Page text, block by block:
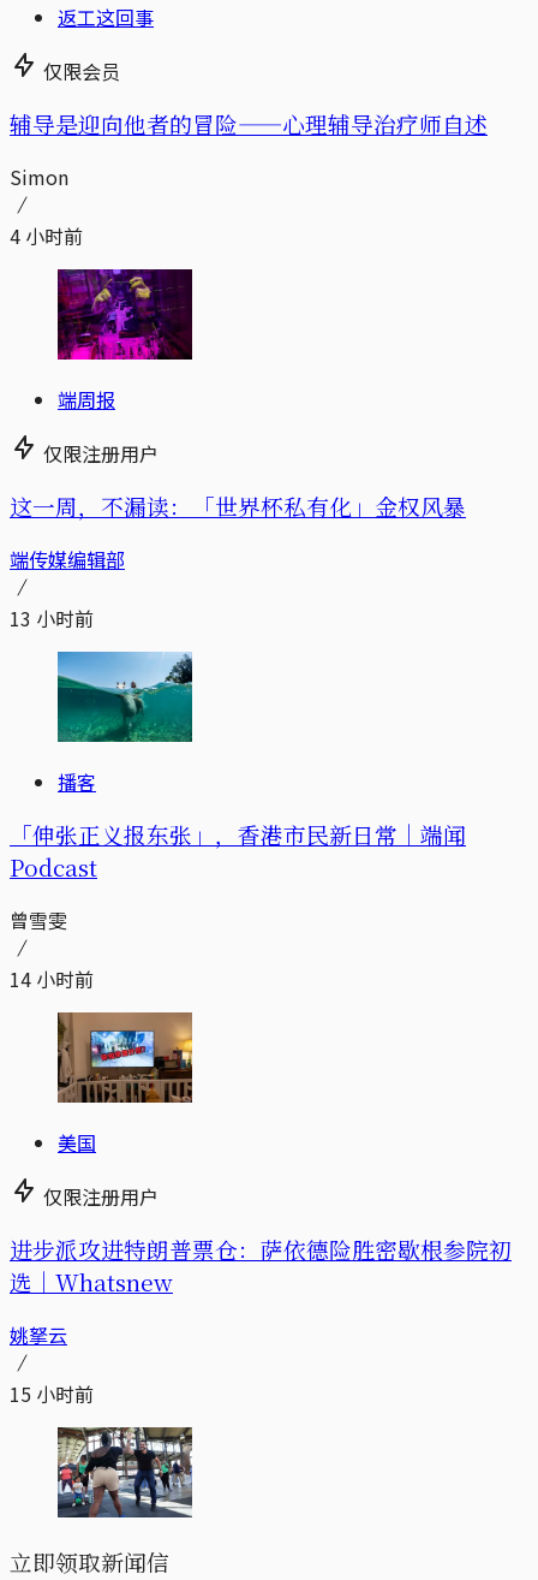
返工这回事
仅限会员
辅导是迎向他者的冒险——心理辅导治疗师自述
Simon
4 小时前
端周报
仅限注册用户
这一周，不漏读：「世界杯私有化」金权风暴
端传媒编辑部
13 小时前
播客
「伸张正义报东张」，香港市民新日常｜端闻
Podcast
曾雪雯
14 小时前
美国
仅限注册用户
进步派攻进特朗普票仓：萨依德险胜密歇根参院初
选｜Whatsnew
姚拏云
15 小时前
立即领取新闻信